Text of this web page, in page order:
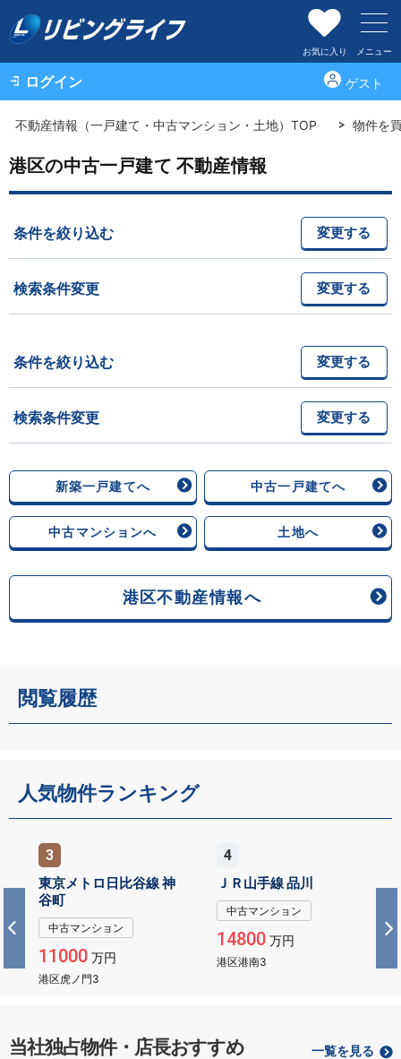
お気に入り メニュー
ログイン ゲスト
不動産情報（一戸建て・中古マンション・土地）TOP 物件を
港区の中古一戸建て 不動産情報
条件を絞り込む 変更する
検索条件変更 変更する
条件を絞り込む 変更する
検索条件変更 変更する
新築一戸建てへ 中古一戸建てへ
中古マンションへ 土地へ
港区不動産情報へ
閲覧履歴
人気物件ランキング
3
東京メトロ日比谷線 神
谷町
中古マンション
11000万円
港区虎ノ門3
4
ＪＲ山手線 品川
中古マンション
14800万円
港区港南3
当社独占物件・店長おすすめ 一覧を見る